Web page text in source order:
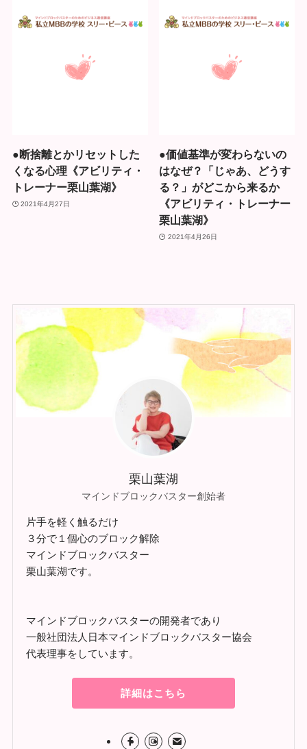
●断捨離とかリセットした
くなる心理《アビリティ・
トレーナー栗山葉湖》
2021年4月27日
●価値基準が変わらないの
はなぜ？「じゃあ、どうす
る？」がどこから来るか
《アビリティ・トレーナー
栗山葉湖》
2021年4月26日
栗山葉湖
マインドブロックバスター創始者
片手を軽く触るだけ
３分で１個心のブロック解除
マインドブロックバスター
栗山葉湖です。
マインドブロックバスターの開発者であり
一般社団法人日本マインドブロックバスター協会
代表理事をしています。
詳細はこちら